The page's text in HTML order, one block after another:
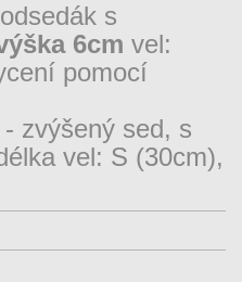
s
6cm vel:
pomocí
zvýšený sed, s
vel: S (30cm),